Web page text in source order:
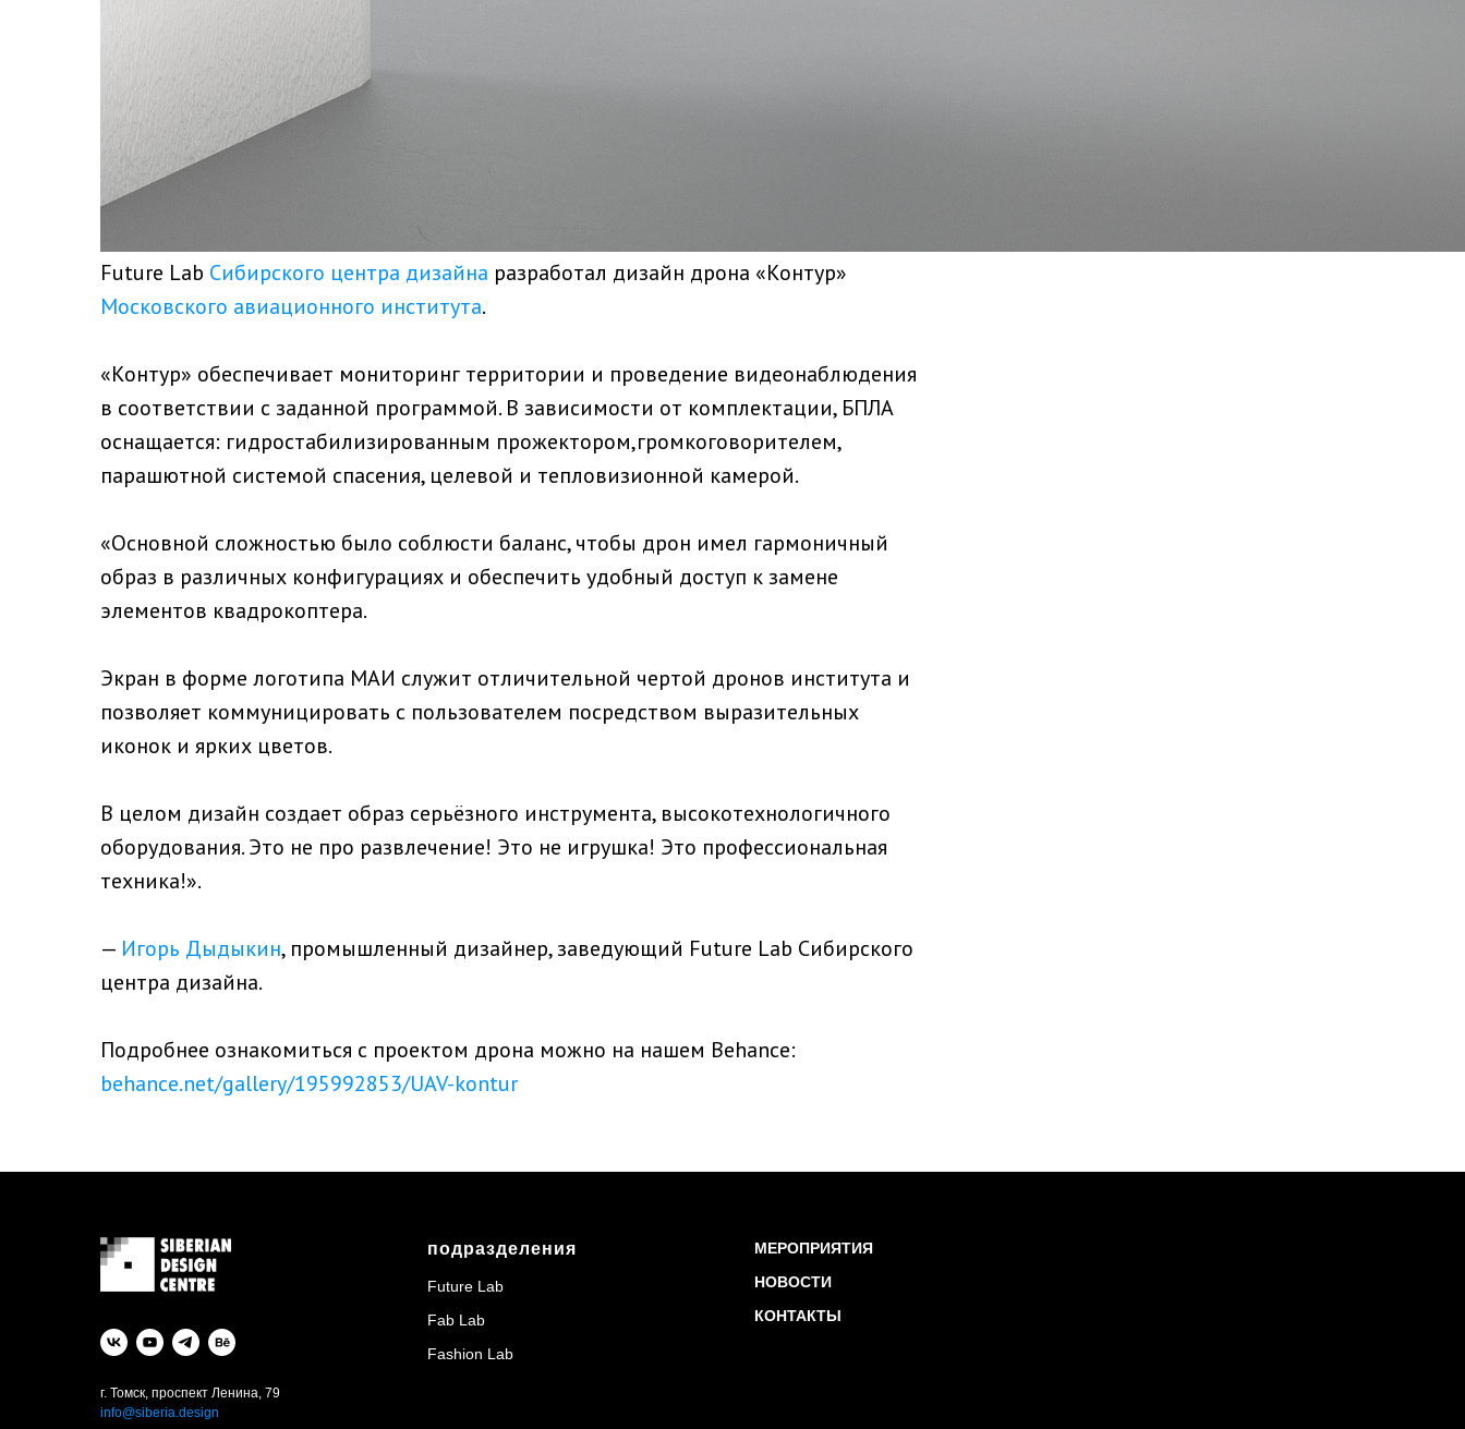
Future Lab Сибирского центра дизайна разработал дизайн дрона «Контур»
Московского авиационного института.
«Контур» обеспечивает мониторинг территории и проведение видеонаблюдения
в соответствии с заданной программой. В зависимости от комплектации, БПЛА
оснащается: гидростабилизированным прожектором,громкоговорителем,
парашютной системой спасения, целевой и тепловизионной камерой.
«Основной сложностью было соблюсти баланс, чтобы дрон имел гармоничный
образ в различных конфигурациях и обеспечить удобный доступ к замене
элементов квадрокоптера.
Экран в форме логотипа МАИ служит отличительной чертой дронов института и
позволяет коммуницировать с пользователем посредством выразительных
иконок и ярких цветов.
В целом дизайн создает образ серьёзного инструмента, высокотехнологичного
оборудования. Это не про развлечение! Это не игрушка! Это профессиональная
техника!».
— Игорь Дыдыкин, промышленный дизайнер, заведующий Future Lab Сибирского
центра дизайна.
Подробнее ознакомиться с проектом дрона можно на нашем Behance:
behance.net/gallery/195992853/UAV-kontur
г. Томск, проспект Ленина, 79
info@siberia.design
подразделения
Future Lab
Fab Lab
Fashion Lab
МЕРОПРИЯТИЯ
НОВОСТИ
КОНТАКТЫ